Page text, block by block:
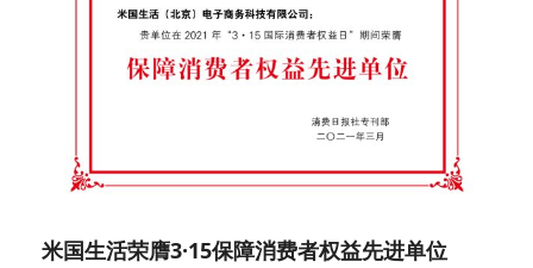
米国生活荣膺3·15保障消费者权益先进单位